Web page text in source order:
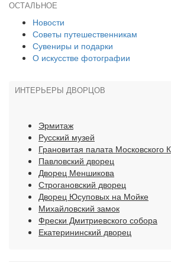
ОСТАЛЬНОЕ
Новости
Советы путешественникам
Сувениры и подарки
О искусстве фотографии
ИНТЕРЬЕРЫ ДВОРЦОВ
Эрмитаж
Русский музей
Грановитая палата Московского
Павловский дворец
Дворец Меншикова
Строгановский дворец
Дворец Юсуповых на Мойке
Михайловский замок
Фрески Дмитриевского собора
Екатерининский дворец